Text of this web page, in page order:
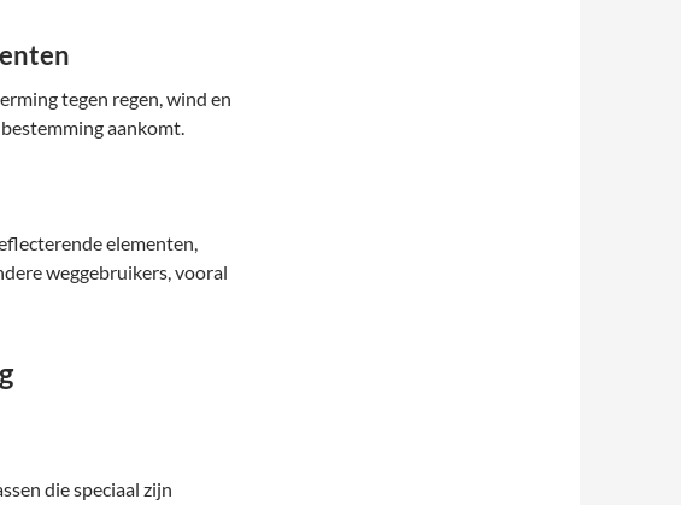
tegen regen, wind en
aankomt.
elementen,
weggebruikers, vooral
die speciaal zijn